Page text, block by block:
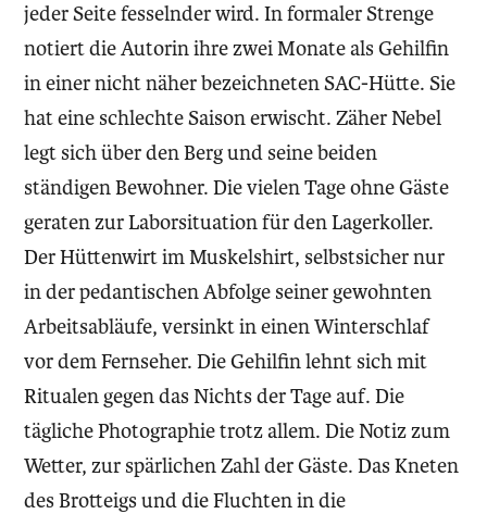
jeder Seite fesselnder wird. In formaler Strenge
notiert die Autorin ihre zwei Monate als Gehilfin
in einer nicht näher bezeichneten SAC-Hütte. Sie
hat eine schlechte Saison erwischt. Zäher Nebel
legt sich über den Berg und seine beiden
ständigen Bewohner. Die vielen Tage ohne Gäste
geraten zur Laborsituation für den Lagerkoller.
Der Hüttenwirt im Muskelshirt, selbstsicher nur
in der pedantischen Abfolge seiner gewohnten
Arbeitsabläufe, versinkt in einen Winterschlaf
vor dem Fernseher. Die Gehilfin lehnt sich mit
Ritualen gegen das Nichts der Tage auf. Die
tägliche Photographie trotz allem. Die Notiz zum
Wetter, zur spärlichen Zahl der Gäste. Das Kneten
des Brotteigs und die Fluchten in die